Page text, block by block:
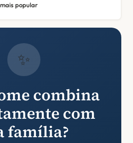
popular
✨
combina
com
família?